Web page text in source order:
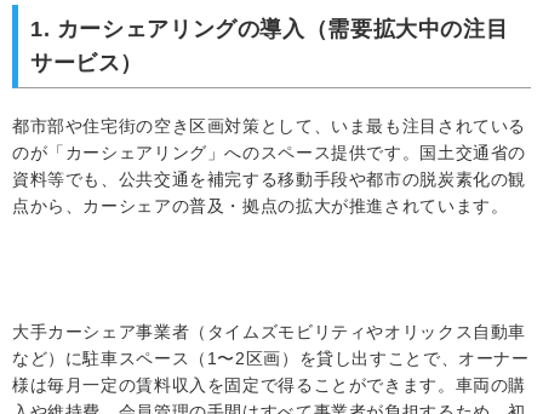
1. カーシェアリングの導入（需要拡大中の注目
サービス）
都市部や住宅街の空き区画対策として、いま最も注目されている
のが「カーシェアリング」へのスペース提供です。国土交通省の
資料等でも、公共交通を補完する移動手段や都市の脱炭素化の観
点から、カーシェアの普及・拠点の拡大が推進されています。
大手カーシェア事業者（タイムズモビリティやオリックス自動車
など）に駐車スペース（1〜2区画）を貸し出すことで、オーナー
様は毎月一定の賃料収入を固定で得ることができます。車両の購